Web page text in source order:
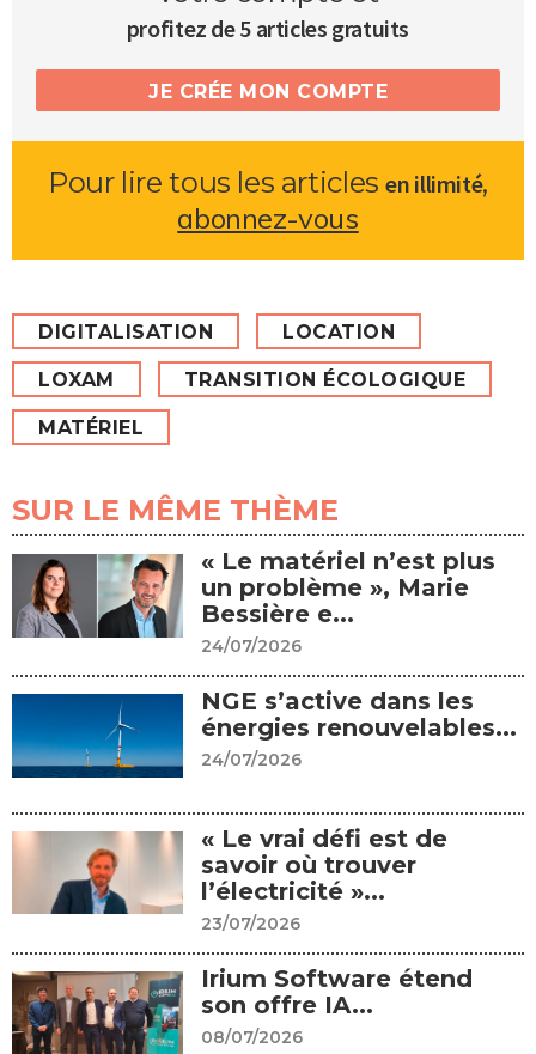
profitez de 5 articles gratuits
JE CRÉE MON COMPTE
Pour lire tous les articlesen illimité,
abonnez-vous
DIGITALISATION LOCATION
LOXAM TRANSITION ÉCOLOGIQUE
MATÉRIEL
SUR LE MÊME THÈME
« Le matériel n’est plus
un problème », Marie
Bessière e...
24/07/2026
NGE s’active dans les
énergies renouvelables...
24/07/2026
« Le vrai défi est de
savoir où trouver
l’électricité »...
23/07/2026
Irium Software étend
son offre IA...
08/07/2026